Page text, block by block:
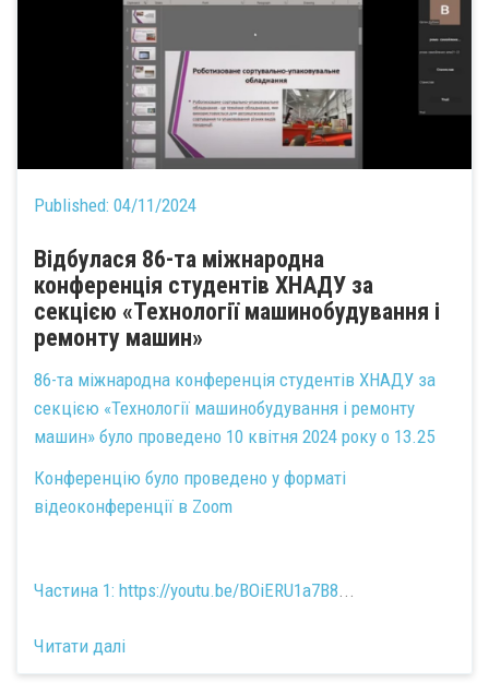
Published: 04/11/2024
Відбулася 86-та міжнародна
конференція студентів ХНАДУ за
секцією «Технології машинобудування і
ремонту машин»
86-та міжнародна конференція студентів ХНАДУ за
секцією «Технології машинобудування і ремонту
машин» було проведено 10 квітня 2024 року о 13.25
Конференцію було проведено у форматі
відеоконференції в Zoom
Частина 1: https://youtu.be/BOiERU1a7B8...
Читати далі